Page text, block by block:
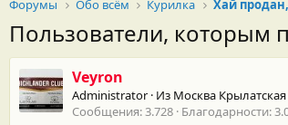
Форумы
Обо всём Курилка
Пользователи, которым
Veyron
Administrator · Из Москва Крылатская
Сообщения 3.728 Благодарности